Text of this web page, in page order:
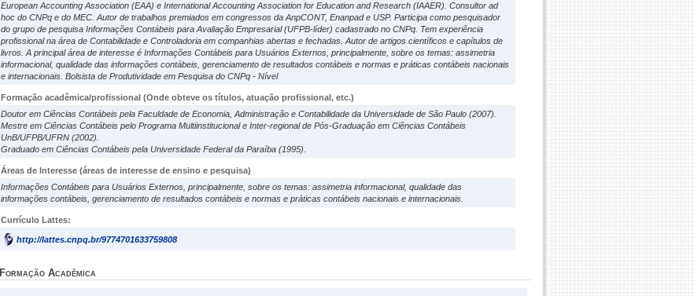
European Accounting Association (EAA) e International Accounting Association for Education and Research (IAAER). Consultor ad
hoc do CNPq e do MEC. Autor de trabalhos premiados em congressos da AnpCONT, Enanpad e USP. Participa como pesquisador
do grupo de pesquisa Informações Contábeis para Avaliação Empresarial (UFPB-líder) cadastrado no CNPq. Tem experiência
profissional na área de Contabilidade e Controladoria em companhias abertas e fechadas. Autor de artigos científicos e capítulos de
livros. A principal área de interesse é Informações Contábeis para Usuários Externos, principalmente, sobre os temas: assimetria
informacional, qualidade das informações contábeis, gerenciamento de resultados contábeis e normas e práticas contábeis nacionais
e internacionais. Bolsista de Produtividade em Pesquisa do CNPq - Nível
Formação acadêmica/profissional (Onde obteve os títulos, atuação profissional, etc.)
Doutor em Ciências Contábeis pela Faculdade de Economia, Administração e Contabilidade da Universidade de São Paulo (2007).
Mestre em Ciências Contábeis pelo Programa Multiinstitucional e Inter-regional de Pós-Graduação em Ciências Contábeis
UnB/UFPB/UFRN (2002).
Graduado em Ciências Contábeis pela Universidade Federal da Paraíba (1995).
Áreas de Interesse (áreas de interesse de ensino e pesquisa)
Informações Contábeis para Usuários Externos, principalmente, sobre os temas: assimetria informacional, qualidade das
informações contábeis, gerenciamento de resultados contábeis e normas e práticas contábeis nacionais e internacionais.
Currículo Lattes:
http://lattes.cnpq.br/9774701633759808
Formação Acadêmica